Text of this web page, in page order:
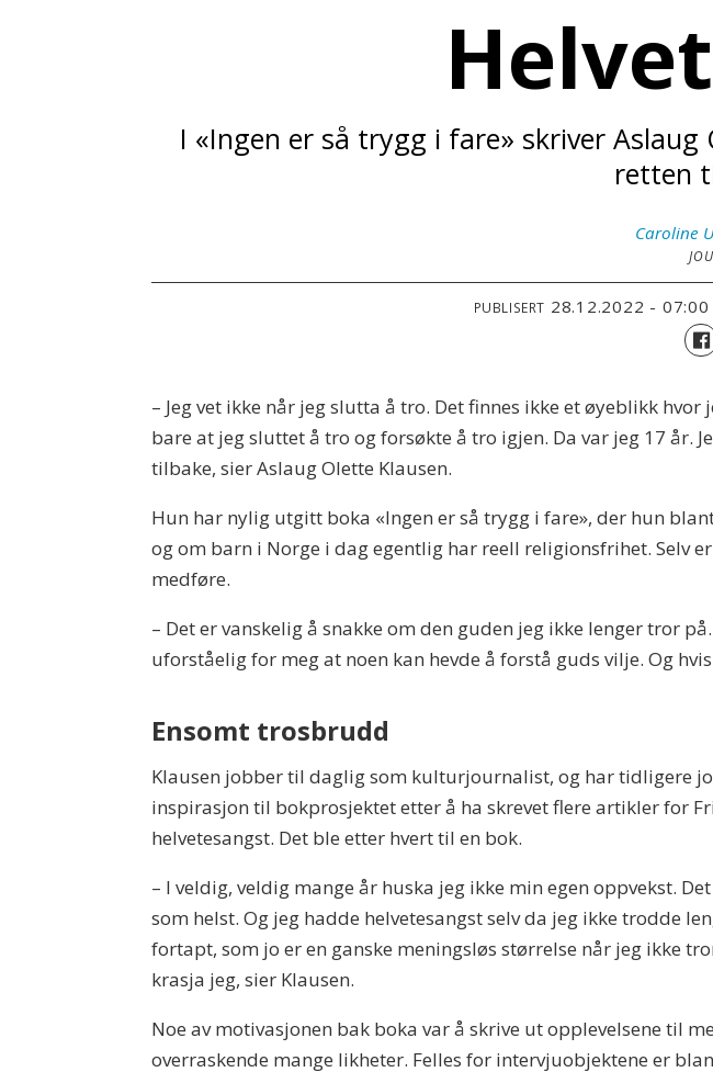
I «Ingen er så trygg i fare» skriver
retten
Caroline
PUBLISERT 28.12.2022 - 07:00
– Jeg vet ikke når jeg slutta å tro. Det finnes ikke et øyeblikk
bare at jeg sluttet å tro og forsøkte å tro igjen. Da var jeg 17 år.
tilbake, sier Aslaug Olette Klausen.
Hun har nylig utgitt boka «Ingen er så trygg i fare», der hun
og om barn i Norge i dag egentlig har reell religionsfrihet. Selv
medføre.
– Det er vanskelig å snakke om den guden jeg ikke lenger tror
uforståelig for meg at noen kan hevde å forstå guds vilje. Og
Ensomt trosbrudd
Klausen jobber til daglig som kulturjournalist, og har tidligere
inspirasjon til bokprosjektet etter å ha skrevet flere artikler for
helvetesangst. Det ble etter hvert til en bok.
– I veldig, veldig mange år huska jeg ikke min egen oppvekst.
som helst. Og jeg hadde helvetesangst selv da jeg ikke trodde
fortapt, som jo er en ganske meningsløs størrelse når jeg ikke
krasja jeg, sier Klausen.
Noe av motivasjonen bak boka var å skrive ut opplevelsene til
overraskende mange likheter. Felles for intervjuobjektene er